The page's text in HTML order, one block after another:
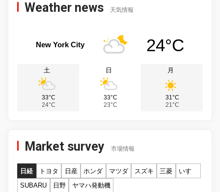
Weather news 天気情報
New York City 24°C
土
33°C
24°C
日
33°C
23°C
月
31°C
21°C
Market survey 市場情報
日経 トヨタ 日産 ホンダ マツダ スズキ 三菱
いすゞ
SUBARU
日野 ヤマハ発動機